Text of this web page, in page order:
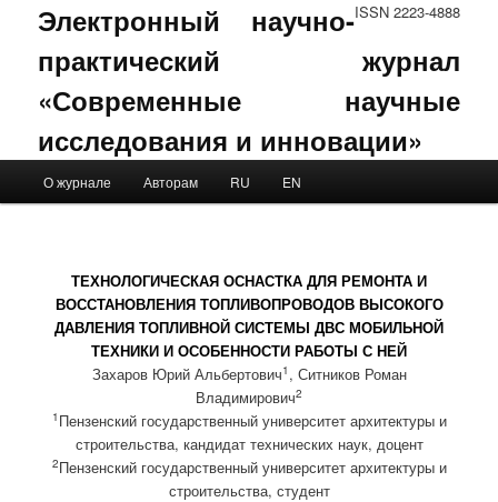
ISSN 2223-4888
Электронный научно-
практический журнал
«Современные научные
исследования и инновации»
Skip to primary content
Skip to secondary content
О журнале Авторам RU EN
ТЕХНОЛОГИЧЕСКАЯ ОСНАСТКА ДЛЯ РЕМОНТА И
ВОССТАНОВЛЕНИЯ ТОПЛИВОПРОВОДОВ ВЫСОКОГО
ДАВЛЕНИЯ ТОПЛИВНОЙ СИСТЕМЫ ДВС МОБИЛЬНОЙ
ТЕХНИКИ И ОСОБЕННОСТИ РАБОТЫ С НЕЙ
Захаров Юрий Альбертович1 , Ситников Роман
Владимирович2
1 Пензенский государственный университет архитектуры и
строительства, кандидат технических наук, доцент
2Пензенский государственный университет архитектуры и
строительства, студент